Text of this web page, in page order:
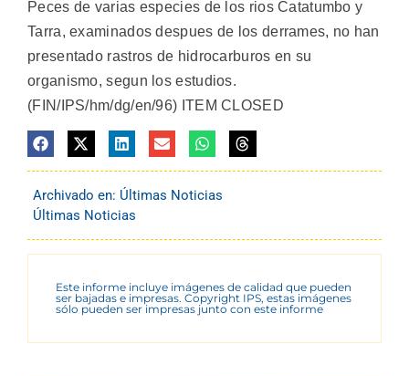
Peces de varias especies de los rios Catatumbo y
Tarra, examinados despues de los derrames, no han
presentado rastros de hidrocarburos en su
organismo, segun los estudios.
(FIN/IPS/hm/dg/en/96) ITEM CLOSED
Archivado en: Últimas Noticias
Últimas Noticias
Este informe incluye imágenes de calidad que pueden
ser bajadas e impresas. Copyright IPS, estas imágenes
sólo pueden ser impresas junto con este informe